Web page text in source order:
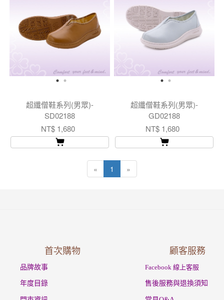
超纖僧鞋系列(男眾)-
SD02188
NT$ 1,680
超纖僧鞋系列(男眾)-
GD02188
NT$ 1,680
« 1 »
首次購物 顧客服務
品牌故事 Facebook 線上客服
年度目錄 售後服務與退換須知